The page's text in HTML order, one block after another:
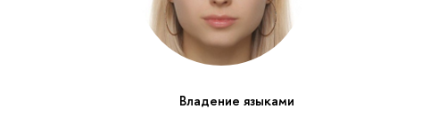
Владение языками